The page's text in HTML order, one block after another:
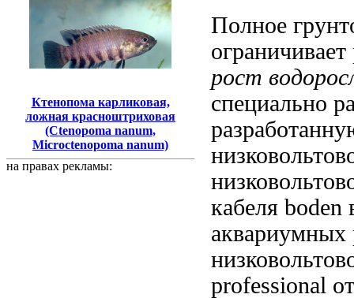
Ктенопома карликовая,
ложная красноштриховая
(Ctenopoma nanum,
Microctenopoma nanum)
на правах рекламы:
Полное
рост
специально
кабеля boden
аквариумных
professional